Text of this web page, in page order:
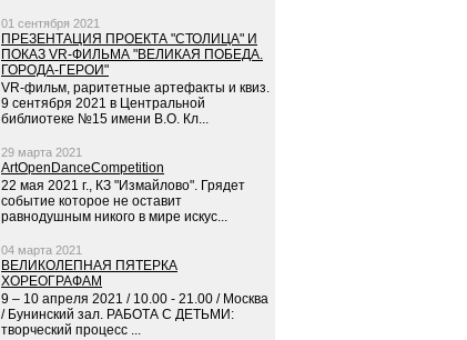
01 сентября 2021
ПРЕЗЕНТАЦИЯ ПРОЕКТА "СТОЛИЦА" И
ПОКАЗ VR-ФИЛЬМА "ВЕЛИКАЯ ПОБЕДА.
ГОРОДА-ГЕРОИ"
VR-фильм, раритетные артефакты и квиз.
9 сентября 2021 в Центральной
библиотеке №15 имени В.О. Кл...
29 марта 2021
ArtOpenDanceCompetition
22 мая 2021 г., КЗ "Измайлово". Грядет
событие которое не оставит
равнодушным никого в мире искус...
04 марта 2021
ВЕЛИКОЛЕПНАЯ ПЯТЕРКА
ХОРЕОГРАФАМ
9 – 10 апреля 2021 / 10.00 - 21.00 / Москва
/ Бунинский зал. РАБОТА С ДЕТЬМИ:
творческий процесс ...